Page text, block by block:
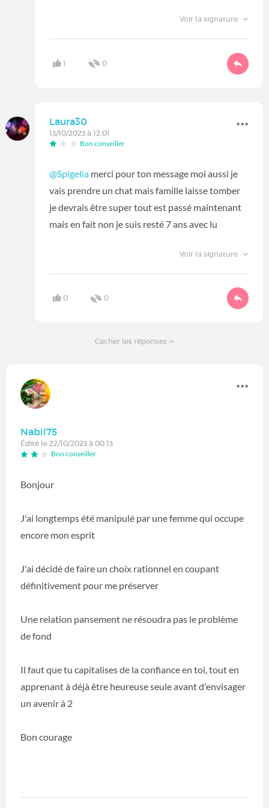
Voir la signature
1 0
Laura30
13/10/2023 à 12:01
Bon conseiller
@Spigelia merci pour ton message moi aussi je
vais prendre un chat mais famille laisse tomber
je devrais être super tout est passé maintenant
mais en fait non je suis resté 7 ans avec lu
Voir la signature
0 0
Cacher les réponses
Nabil75
Édité le 22/10/2023 à 00:13
Bon conseiller
Bonjour
J'ai longtemps été manipulé par une femme qui occupe
encore mon esprit
J'ai décidé de faire un choix rationnel en coupant
définitivement pour me préserver
Une relation pansement ne résoudra pas le problème
de fond
Il faut que tu capitalises de la confiance en toi, tout en
apprenant à déjà être heureuse seule avant d'envisager
un avenir à 2
Bon courage